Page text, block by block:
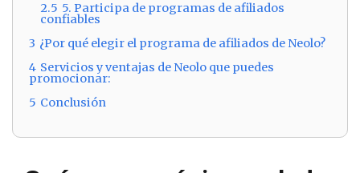
2.5 5. Participa de programas de afiliados
confiables
3 ¿Por qué elegir el programa de afiliados de Neolo?
4 Servicios y ventajas de Neolo que puedes
promocionar:
5 Conclusión